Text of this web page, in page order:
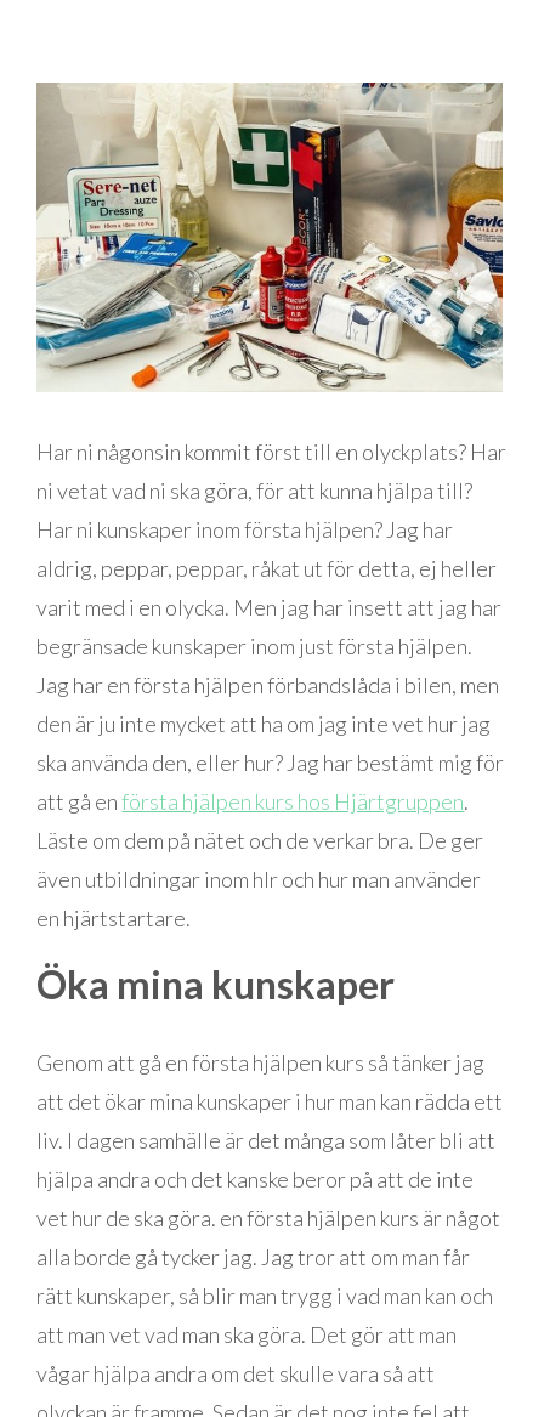
Har ni någonsin kommit först till en olyckplats? Har
ni vetat vad ni ska göra, för att kunna hjälpa till?
Har ni kunskaper inom första hjälpen? Jag har
aldrig, peppar, peppar, råkat ut för detta, ej heller
varit med i en olycka. Men jag har insett att jag har
begränsade kunskaper inom just första hjälpen.
Jag har en första hjälpen förbandslåda i bilen, men
den är ju inte mycket att ha om jag inte vet hur jag
ska använda den, eller hur? Jag har bestämt mig för
att gå enförsta hjälpen kurs hos Hjärtgruppen.
Läste om dem på nätet och de verkar bra. De ger
även utbildningar inom hlr och hur man använder
en hjärtstartare.
Öka mina kunskaper
Genom att gå en första hjälpen kurs så tänker jag
att det ökar mina kunskaper i hur man kan rädda ett
liv. I dagen samhälle är det många som låter bli att
hjälpa andra och det kanske beror på att de inte
vet hur de ska göra. en första hjälpen kurs är något
alla borde gå tycker jag. Jag tror att om man får
rätt kunskaper, så blir man trygg i vad man kan och
att man vet vad man ska göra. Det gör att man
vågar hjälpa andra om det skulle vara så att